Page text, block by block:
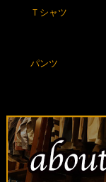
Ｔシャツ
パンツ